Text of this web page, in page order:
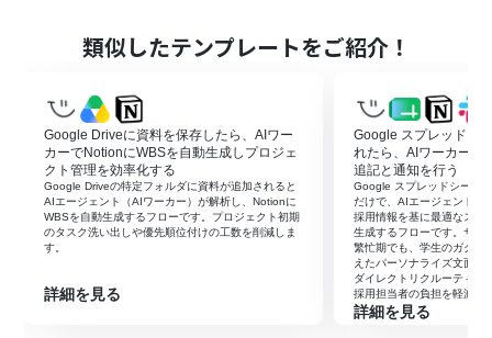
視確認の時間を削減できます。
リスクなリンクのみがChatworkで即座に通知されるた
め、重要な情報の見落としを防ぎます。
■フローボットの流れ
はじめに、Google Drive、Google スプレッドシート、
ChatworkをYoomと連携します。
Google Driveの「特定のフォルダ内に新しくファイル・
フォルダが作成されたら」をトリガーに設定し、CSVファ
イルの検知を開始します。
AIワーカーを活用し、CSVファイルからのリスト抽出、
Google スプレッドシートへの行追加、被リンクのスパム
類似したテンプレートをご紹介！
Google Driveに資料を保存したら、AIワー
カーでNotionにWBSを自動生成しプロジェ
クト管理を効率化する
Google Driveの特定フォルダに資料が追加されると
AIエージェント（AIワーカー）が解析し、Notionに
WBSを自動生成するフローです。プロジェクト初期
のタスク洗い出しや優先順位付けの工数を削減しま
す。
詳細を見る
Google スプレッドシ
れたら、AIワーカーで
追記と通知を行う
Google スプレッドシート
だけで、AIエージェント（
採用情報を基に最適なスカ
生成するフローです。サマ
繁忙期でも、学生のガクチ
えたパーソナライズ文面を
ダイレクトリクルーティン
採用担当者の負担を軽減し
詳細を見る